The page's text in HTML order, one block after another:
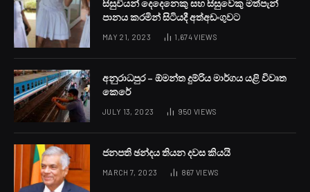
සිසුවියන් දෙදෙනෙකු සහ සිසුවෙකු මත්පැන්
පානය කරමින් සිටියදී අත්අඩංගුවට
MAY 21, 2023 1,674VIEWS
අනුරාධපුර – ඕමන්ත දුම්රිය මාර්ගය යළි විවෘත
කෙරේ
JULY 13, 2023 950 VIEWS
ජනපති ඡන්දය තියන දවස කියයි
MARCH 7, 2023 867 VIEWS